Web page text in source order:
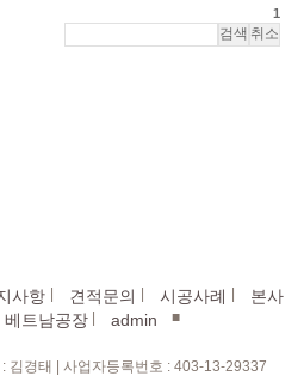
1
사항 견적문의 시공사례 본사
베트남공장| admin ■
: 김경태 | 사업자등록번호 : 403-13-29337